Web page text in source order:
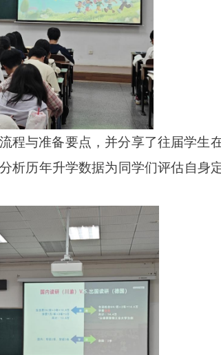
与准备要点，并分享了往届学生
历年升学数据为同学们评估自身